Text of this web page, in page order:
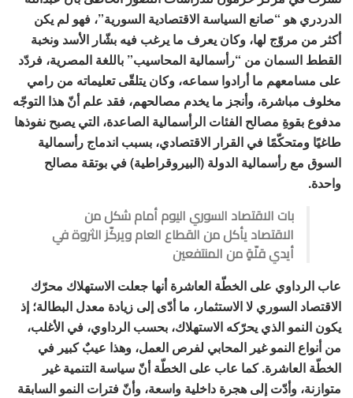
الدردري هو “صانع السياسة الاقتصادية السورية”، فهو لم يكن
أكثر من مروّج لها، وكان يعرف ما يرغب فيه بشّار الأسد ونخبة
القطط السمان من “رأسمالية المحاسيب” باللغة المصرية، فردّد
على مسامعهم ما أرادوا سماعه، وكان يتلقّى تعليماته من رامي
مخلوف مباشرة، وأنجز ما يخدم مصالحهم، فقد علم أنّ هذا التوجّه
مدفوع بقوةِ مصالح الفئات الرأسمالية الصاعدة، التي يصبح نفوذها
طاغيًا ومتحكّمًا في القرار الاقتصادي، بسبب اندماج رأسمالية
السوق مع رأسمالية الدولة (البيروقراطية) في بوتقة مصالح
واحدة.
بات الاقتصاد السوري اليوم أمام شكل من
الاقتصاد يأكل من القطاع العام ويركّز الثروة في
أيدي قلّةٍ من المنتفعين
عاب الرداوي على الخطّة العاشرة أنها جعلت الاستهلاك محرّك
الاقتصاد السوري لا الاستثمار، ما أدّى إلى زيادة معدل البطالة؛ إذ
يكون النمو الذي يحرّكه الاستهلاك، بحسب الرداوي، في الأغلب،
من أنواع النمو غير المحابي لفرص العمل، وهذا عيبٌ كبير في
الخطّة العاشرة. كما عاب على الخطّة أنّ سياسة التنمية غير
متوازنة، وأدّت إلى هجرة داخلية واسعة، وأنّ فترات النمو السابقة